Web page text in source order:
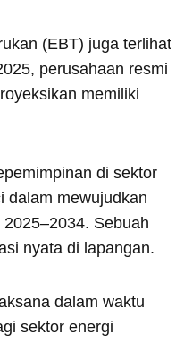
(EBT) juga terlihat
perusahaan resmi
memiliki
di sektor
dalam mewujudkan
Sebuah
nyata di lapangan.
dalam waktu
sektor energi